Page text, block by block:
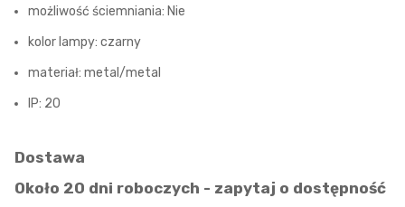
możliwość ściemniania: Nie
kolor lampy: czarny
materiał: metal/metal
IP: 20
Dostawa
Około 20 dni roboczych - zapytaj o dostępność